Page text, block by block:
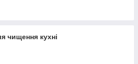
чищення кухні